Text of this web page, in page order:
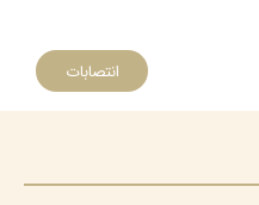
انتصابات